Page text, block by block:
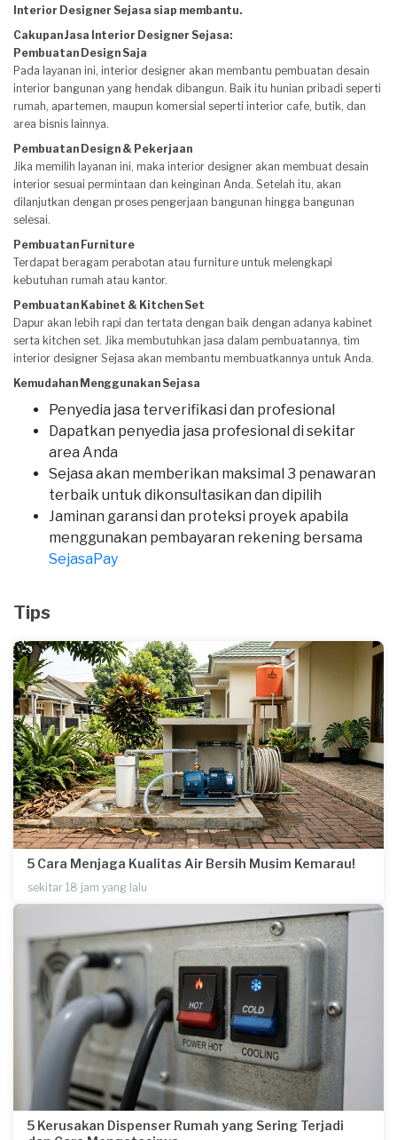
Interior Designer Sejasa siap membantu.
Cakupan Jasa Interior Designer Sejasa:
Pembuatan Design Saja
Pada layanan ini, interior designer akan membantu pembuatan desain
interior bangunan yang hendak dibangun. Baik itu hunian pribadi seperti
rumah, apartemen, maupun komersial seperti interior cafe, butik, dan
area bisnis lainnya.
Pembuatan Design & Pekerjaan
Jika memilih layanan ini, maka interior designer akan membuat desain
interior sesuai permintaan dan keinginan Anda. Setelah itu, akan
dilanjutkan dengan proses pengerjaan bangunan hingga bangunan
selesai.
Pembuatan Furniture
Terdapat beragam perabotan atau furniture untuk melengkapi
kebutuhan rumah atau kantor.
Pembuatan Kabinet & Kitchen Set
Dapur akan lebih rapi dan tertata dengan baik dengan adanya kabinet
serta kitchen set. Jika membutuhkan jasa dalam pembuatannya, tim
interior designer Sejasa akan membantu membuatkannya untuk Anda.
Kemudahan Menggunakan Sejasa
Penyedia jasa terverifikasi dan profesional
Dapatkan penyedia jasa profesional di sekitar
area Anda
Sejasa akan memberikan maksimal 3 penawaran
terbaik untuk dikonsultasikan dan dipilih
Jaminan garansi dan proteksi proyek apabila
menggunakan pembayaran rekening bersama
SejasaPay
Tips
5 Cara Menjaga Kualitas Air Bersih Musim Kemarau!
sekitar 18 jam yang lalu
5 Kerusakan Dispenser Rumah yang Sering Terjadi